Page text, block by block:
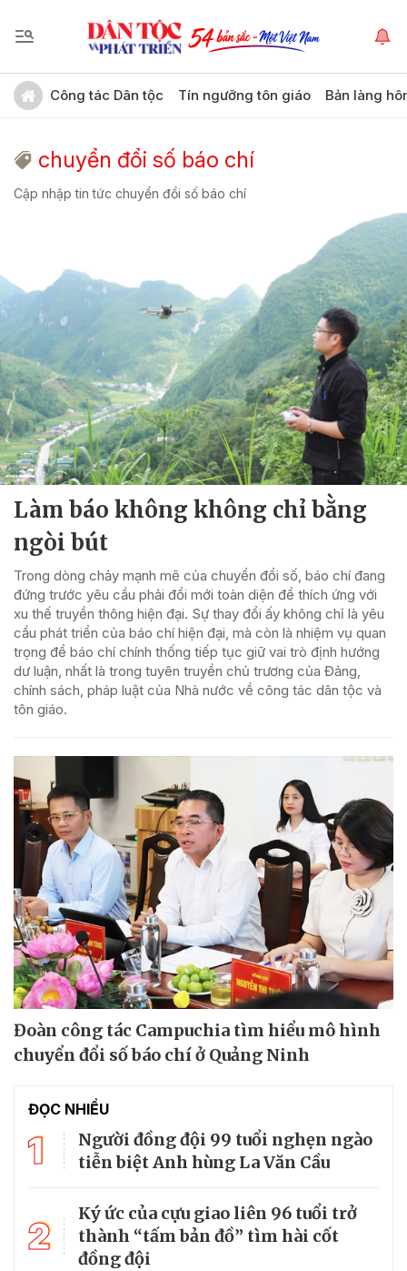
Công tác Dân tộc Tín ngưỡng tôn giáo Bản làng
chuyển đổi số báo chí
Cập nhập tin tức chuyển đổi số báo chí
Làm báo không không chỉ bằng
ngòi bút
Trong dòng chảy mạnh mẽ của chuyển đổi số, báo chí đang
đứng trước yêu cầu phải đổi mới toàn diện để thích ứng với
xu thế truyền thông hiện đại. Sự thay đổi ấy không chỉ là yêu
cầu phát triển của báo chí hiện đại, mà còn là nhiệm vụ quan
trọng để báo chí chính thống tiếp tục giữ vai trò định hướng
dư luận, nhất là trong tuyên truyền chủ trương của Đảng,
chính sách, pháp luật của Nhà nước về công tác dân tộc và
tôn giáo.
Đoàn công tác Campuchia tìm hiểu mô hình
chuyển đổi số báo chí ở Quảng Ninh
ĐỌC NHIỀU
1
Người đồng đội 99 tuổi nghẹn ngào
tiễn biệt Anh hùng La Văn Cầu
2
Ký ức của cựu giao liên 96 tuổi trở
thành “tấm bản đồ” tìm hài cốt
đồng đội